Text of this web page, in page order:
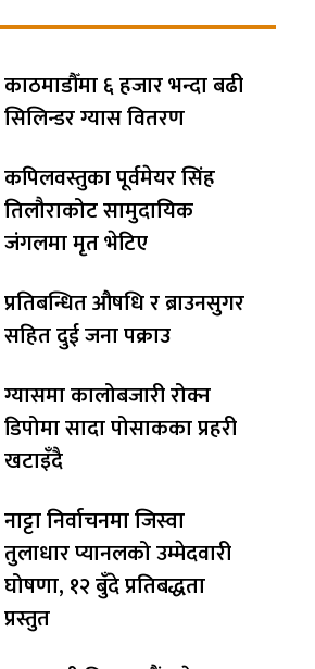
काठमाडौँमा ६ हजार भन्दा बढी
सिलिन्डर ग्यास वितरण
कपिलवस्तुका पूर्वमेयर सिंह
तिलौराकोट सामुदायिक
जंगलमा मृत भेटिए
प्रतिबन्धित औषधि र ब्राउनसुगर
सहित दुई जना पक्राउ
ग्यासमा कालोबजारी रोक्न
डिपोमा सादा पोसाकका प्रहरी
खटाइँदै
नाट्टा निर्वाचनमा जिस्वा
तुलाधार प्यानलको उम्मेदवारी
घोषणा, १२ बुँदे प्रतिबद्धता
प्रस्तुत